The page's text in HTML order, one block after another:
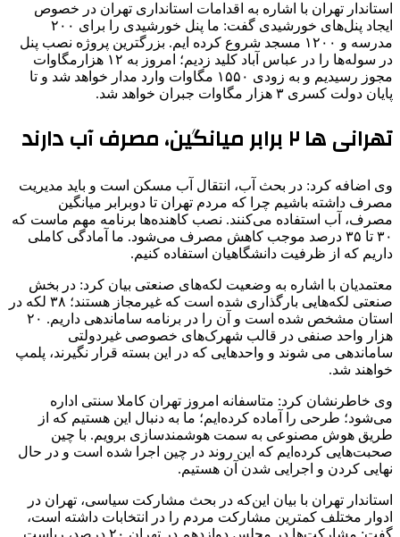
استاندار تهران با اشاره به اقدامات استانداری تهران در خصوص
ایجاد پنل‌های خورشیدی گفت: ما پنل خورشیدی را برای ۲۰۰
مدرسه و ۱۲۰۰ مسجد شروع کرده ایم. بزرگترین پروژه نصب پنل
در سوله‌ها را در عباس آباد کلید زدیم؛ امروز به ۱۲ هزارمگاوات
مجوز رسیدیم و به زودی ۱۵۵۰ مگاوات وارد مدار خواهد شد و تا
پایان دولت کسری ۳ هزار مگاوات جبران خواهد شد.
تهرانی ها ۲ برابر میانگین، مصرف آب دارند
وی اضافه کرد: در بحث آب، انتقال آب مسکن است و باید مدیریت
مصرف داشته باشیم چرا که مردم تهران تا دوبرابر میانگین
مصرف، آب استفاده می‌کنند. نصب کاهنده‌ها برنامه مهم ماست که
۳۰ تا ۳۵ درصد موجب کاهش مصرف می‌شود. ما آمادگی کاملی
داریم که از ظرفیت دانشگاهیان استفاده کنیم.
معتمدیان با اشاره به وضعیت لکه‌های صنعتی بیان کرد: در بخش
صنعتی لکه‌هایی بارگذاری شده است که غیرمجاز هستند؛ ۳۸ لکه در
استان مشخص شده است و آن را در برنامه ساماندهی داریم. ۲۰
هزار واحد صنفی در قالب شهرک‌های خصوصی غیردولتی
ساماندهی می شوند و واحدهایی که در این بسته قرار نگیرند، پلمپ
خواهند شد.
وی خاطرنشان کرد: متاسفانه امروز تهران کاملا سنتی اداره
می‌شود؛ طرحی را آماده کرده‌ایم؛ ما به دنبال این هستیم که از
طریق هوش مصنوعی به سمت هوشمندسازی برویم. با چین
صحبت‌هایی کرده‌ایم که این روند در چین اجرا شده است و در حال
نهایی کردن و اجرایی شدن آن هستیم.
استاندار تهران با بیان این‌که در بحث مشارکت سیاسی، تهران در
ادوار مختلف کمترین مشارکت مردم را در انتخابات داشته است،